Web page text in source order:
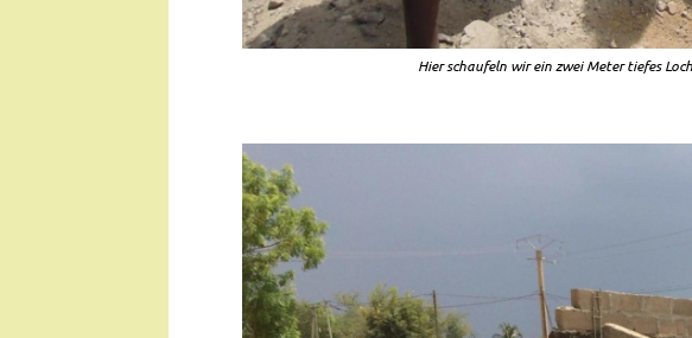
Hier schaufeln wir ein zwei Meter tiefes